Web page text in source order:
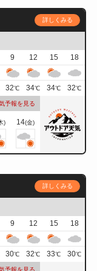
詳しくみる
9 12 15
18
32℃ 34℃ 34℃ 32℃
予報を見る
) 14(金)
詳しくみる
9 12 15
18
30℃ 32℃ 33℃ 30℃
予報を見る